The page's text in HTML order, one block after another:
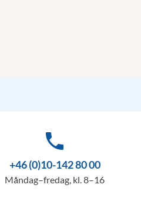
phone
+46 (0)10-142 80 00
Måndag–fredag, kl. 8–16